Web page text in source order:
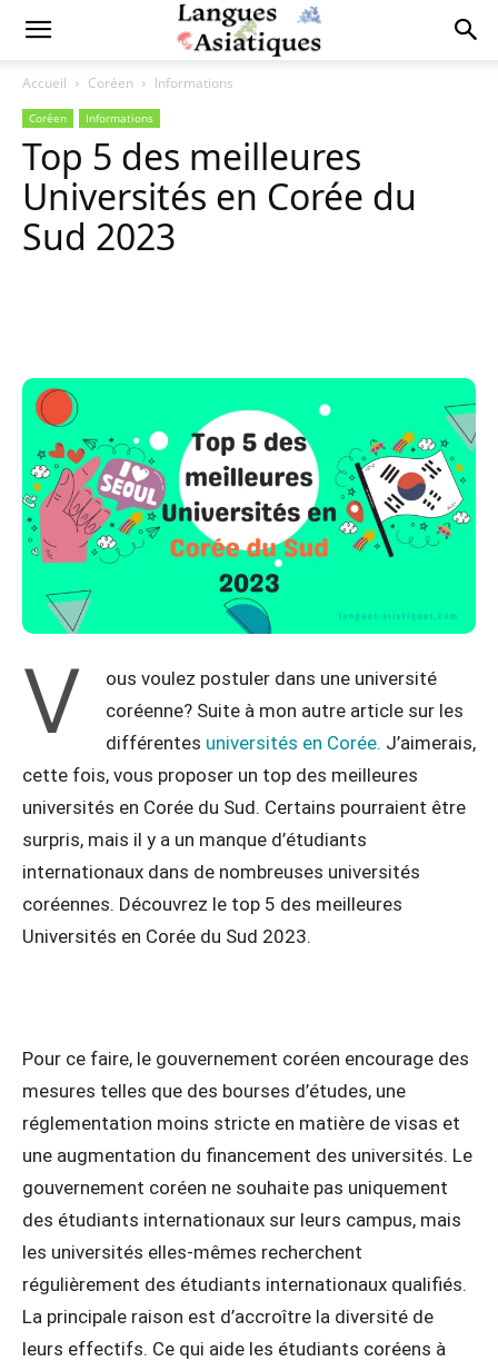
Accueil Coréen Informations
Coréen Informations
Top 5 des meilleures
Universités en Corée du
Sud 2023
V
ous voulez postuler dans une université
coréenne? Suite à mon autre article sur les
différentes universités en Corée. J’aimerais,
cette fois, vous proposer un top des meilleures
universités en Corée du Sud. Certains pourraient être
surpris, mais il y a un manque d’étudiants
internationaux dans de nombreuses universités
coréennes. Découvrez le top 5 des meilleures
Universités en Corée du Sud 2023.
Pour ce faire, le gouvernement coréen encourage des
mesures telles que des bourses d’études, une
réglementation moins stricte en matière de visas et
une augmentation du financement des universités. Le
gouvernement coréen ne souhaite pas uniquement
des étudiants internationaux sur leurs campus, mais
les universités elles-mêmes recherchent
régulièrement des étudiants internationaux qualifiés.
La principale raison est d’accroître la diversité de
leurs effectifs. Ce qui aide les étudiants coréens à